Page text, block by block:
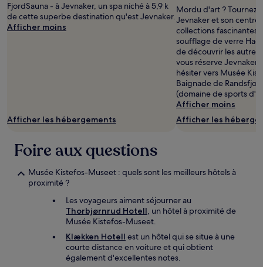
FjordSauna - à Jevnaker, un spa niché à 5,9 k
de cette superbe destination qu'est Jevnaker.
Afficher moins
Afficher les hébergements
Mordu d'art ? Tournez-
Jevnaker et son
collections fascinantes
soufflage de verre
de découvrir les
vous réserve Jevnaker
hésiter vers Musée
Baignade de
(domaine de sports
Afficher moins
Afficher les
Foire aux questions
Musée Kistefos-Museet : quels sont les meilleurs hôtels à
proximité ?
Les voyageurs aiment séjourner au
Thorbjørnrud Hotell, un hôtel à proximité de
Musée Kistefos-Museet.
Klækken Hotell est un hôtel qui se situe à une
courte distance en voiture et qui obtient
également d'excellentes notes.